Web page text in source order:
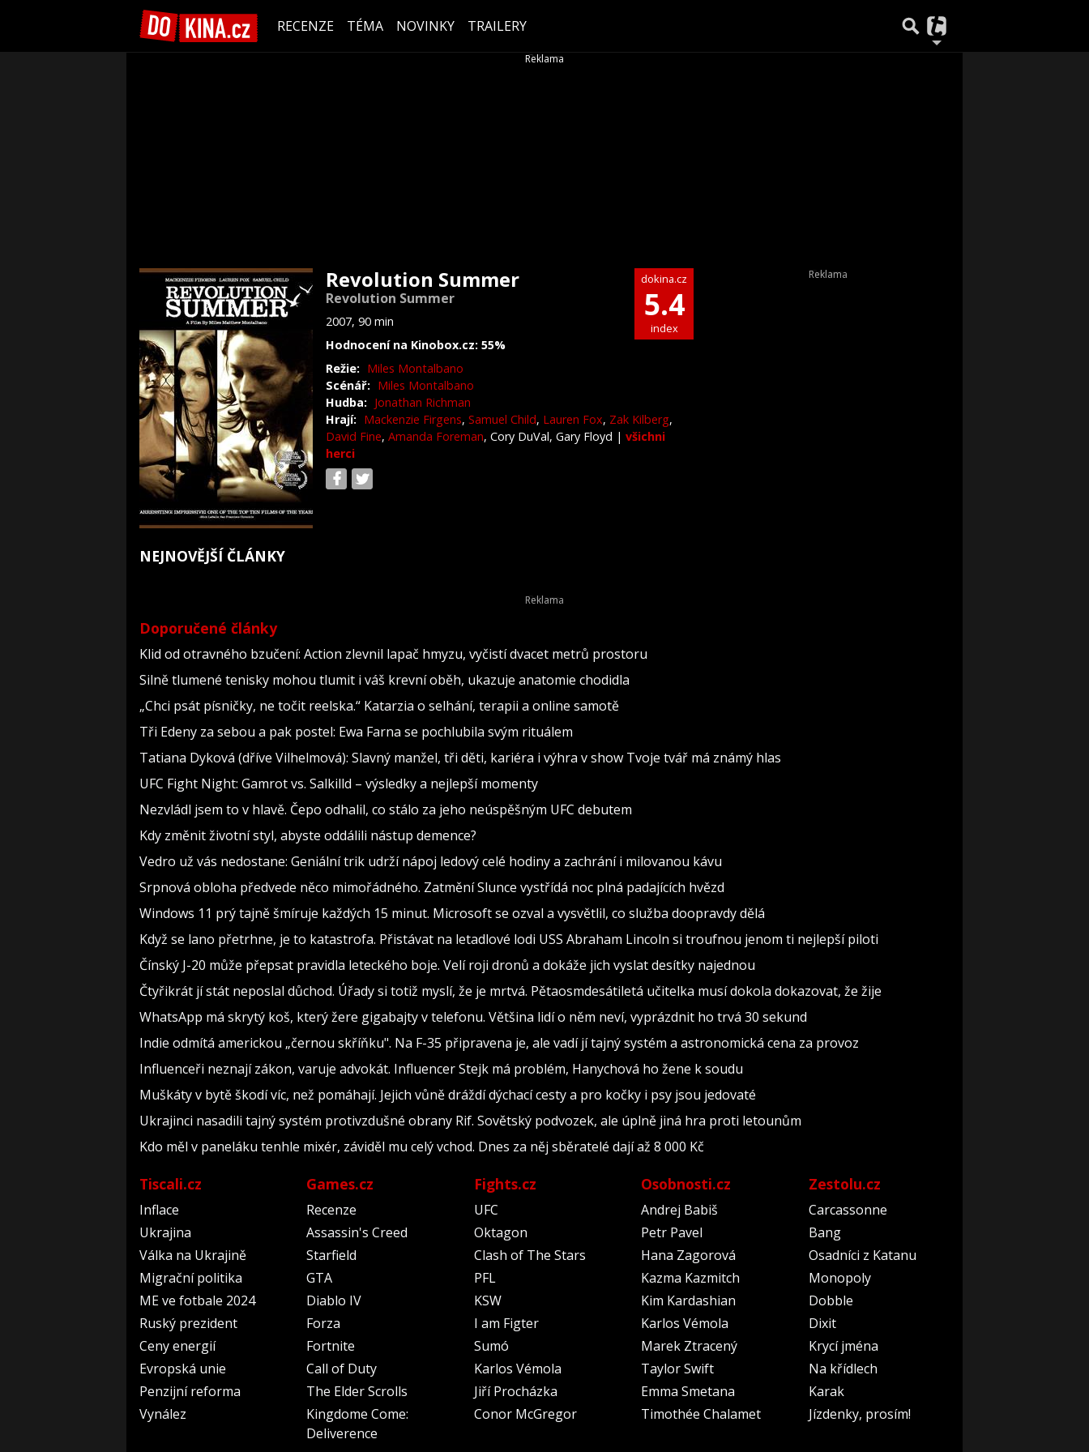
RECENZE TÉMA NOVINKY TRAILERY
Revolution Summer
Revolution Summer
2007, 90 min
Hodnocení na Kinobox.cz: 55%
dokina.cz
5.4
index
Režie: Miles Montalbano
Scénář: Miles Montalbano
Hudba: Jonathan Richman
Hrají: Mackenzie Firgens, Samuel Child, Lauren Fox, Zak Kilberg,
David Fine, Amanda Foreman, Cory DuVal, Gary Floyd | všichni
herci
NEJNOVĚJŠÍ ČLÁNKY
Doporučené články
Klid od otravného bzučení: Action zlevnil lapač hmyzu, vyčistí dvacet metrů prostoru
Silně tlumené tenisky mohou tlumit i váš krevní oběh, ukazuje anatomie chodidla
„Chci psát písničky, ne točit reelska.“ Katarzia o selhání, terapii a online samotě
Tři Edeny za sebou a pak postel: Ewa Farna se pochlubila svým rituálem
Tatiana Dyková (dříve Vilhelmová): Slavný manžel, tři děti, kariéra i výhra v show Tvoje tvář má známý hlas
UFC Fight Night: Gamrot vs. Salkilld – výsledky a nejlepší momenty
Nezvládl jsem to v hlavě. Čepo odhalil, co stálo za jeho neúspěšným UFC debutem
Kdy změnit životní styl, abyste oddálili nástup demence?
Vedro už vás nedostane: Geniální trik udrží nápoj ledový celé hodiny a zachrání i milovanou kávu
Srpnová obloha předvede něco mimořádného. Zatmění Slunce vystřídá noc plná padajících hvězd
Windows 11 prý tajně šmíruje každých 15 minut. Microsoft se ozval a vysvětlil, co služba doopravdy dělá
Když se lano přetrhne, je to katastrofa. Přistávat na letadlové lodi USS Abraham Lincoln si troufnou jenom ti nejlepší piloti
Čínský J-20 může přepsat pravidla leteckého boje. Velí roji dronů a dokáže jich vyslat desítky najednou
Čtyřikrát jí stát neposlal důchod. Úřady si totiž myslí, že je mrtvá. Pětaosmdesátiletá učitelka musí dokola dokazovat, že žije
WhatsApp má skrytý koš, který žere gigabajty v telefonu. Většina lidí o něm neví, vyprázdnit ho trvá 30 sekund
Indie odmítá americkou „černou skříňku". Na F-35 připravena je, ale vadí jí tajný systém a astronomická cena za provoz
Influenceři neznají zákon, varuje advokát. Influencer Stejk má problém, Hanychová ho žene k soudu
Muškáty v bytě škodí víc, než pomáhají. Jejich vůně dráždí dýchací cesty a pro kočky i psy jsou jedovaté
Ukrajinci nasadili tajný systém protivzdušné obrany Rif. Sovětský podvozek, ale úplně jiná hra proti letounům
Kdo měl v paneláku tenhle mixér, záviděl mu celý vchod. Dnes za něj sběratelé dají až 8 000 Kč
Tiscali.cz
Inflace
Ukrajina
Válka na Ukrajině
Migrační politika
ME ve fotbale 2024
Ruský prezident
Ceny energií
Evropská unie
Penzijní reforma
Vynález
Games.cz
Recenze
Assassin's Creed
Starfield
GTA
Diablo IV
Forza
Fortnite
Call of Duty
The Elder Scrolls
Kingdome Come:
Deliverence
Fights.cz
UFC
Oktagon
Clash of The Stars
PFL
KSW
I am Figter
Sumó
Karlos Vémola
Jiří Procházka
Conor McGregor
Osobnosti.cz
Andrej Babiš
Petr Pavel
Hana Zagorová
Kazma Kazmitch
Kim Kardashian
Karlos Vémola
Marek Ztracený
Taylor Swift
Emma Smetana
Timothée Chalamet
Zestolu.cz
Carcassonne
Bang
Osadníci z Katanu
Monopoly
Dobble
Dixit
Krycí jména
Na křídlech
Karak
Jízdenky, prosím!